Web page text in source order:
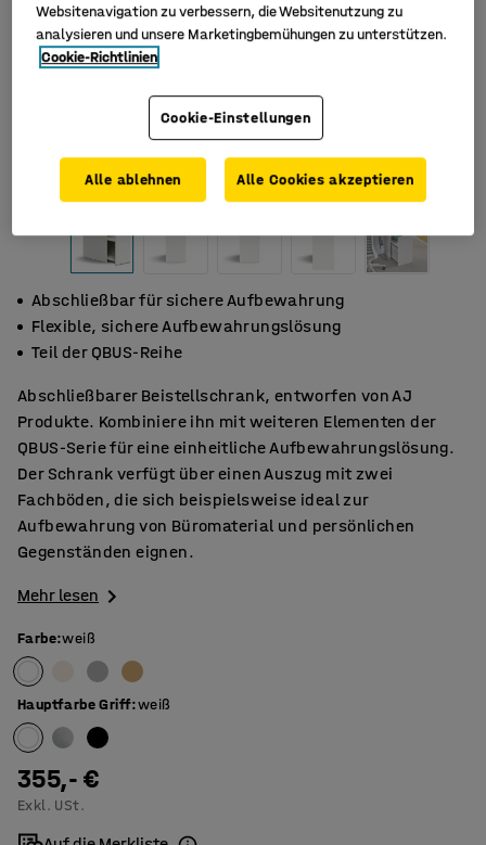
Abschließbar für sichere Aufbewahrung
Flexible, sichere Aufbewahrungslösung
Teil der QBUS-Reihe
Abschließbarer Beistellschrank, entworfen von AJ
Produkte. Kombiniere ihn mit weiteren Elementen der
QBUS-Serie für eine einheitliche Aufbewahrungslösung.
Der Schrank verfügt über einen Auszug mit zwei
Fachböden, die sich beispielsweise ideal zur
Aufbewahrung von Büromaterial und persönlichen
Gegenständen eignen.
Mehr lesen
Farbe:weiß
Hauptfarbe Griff:weiß
355,- €
Exkl. USt.
Websitenavigation zu verbessern, die Websitenutzung zu
analysieren und unsere Marketingbemühungen zu unterstützen.
Cookie-Richtlinien
Cookie-Einstellungen
Alle ablehnen Alle Cookies akzeptieren